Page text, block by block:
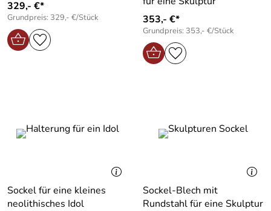
329,- €*
Grundpreis: 329,- €/Stück
353,- €*
Grundpreis: 353,- €/Stück
Sockel für eine kleines
neolithisches Idol
Sockel-Blech mit
Rundstahl für eine Skulptur